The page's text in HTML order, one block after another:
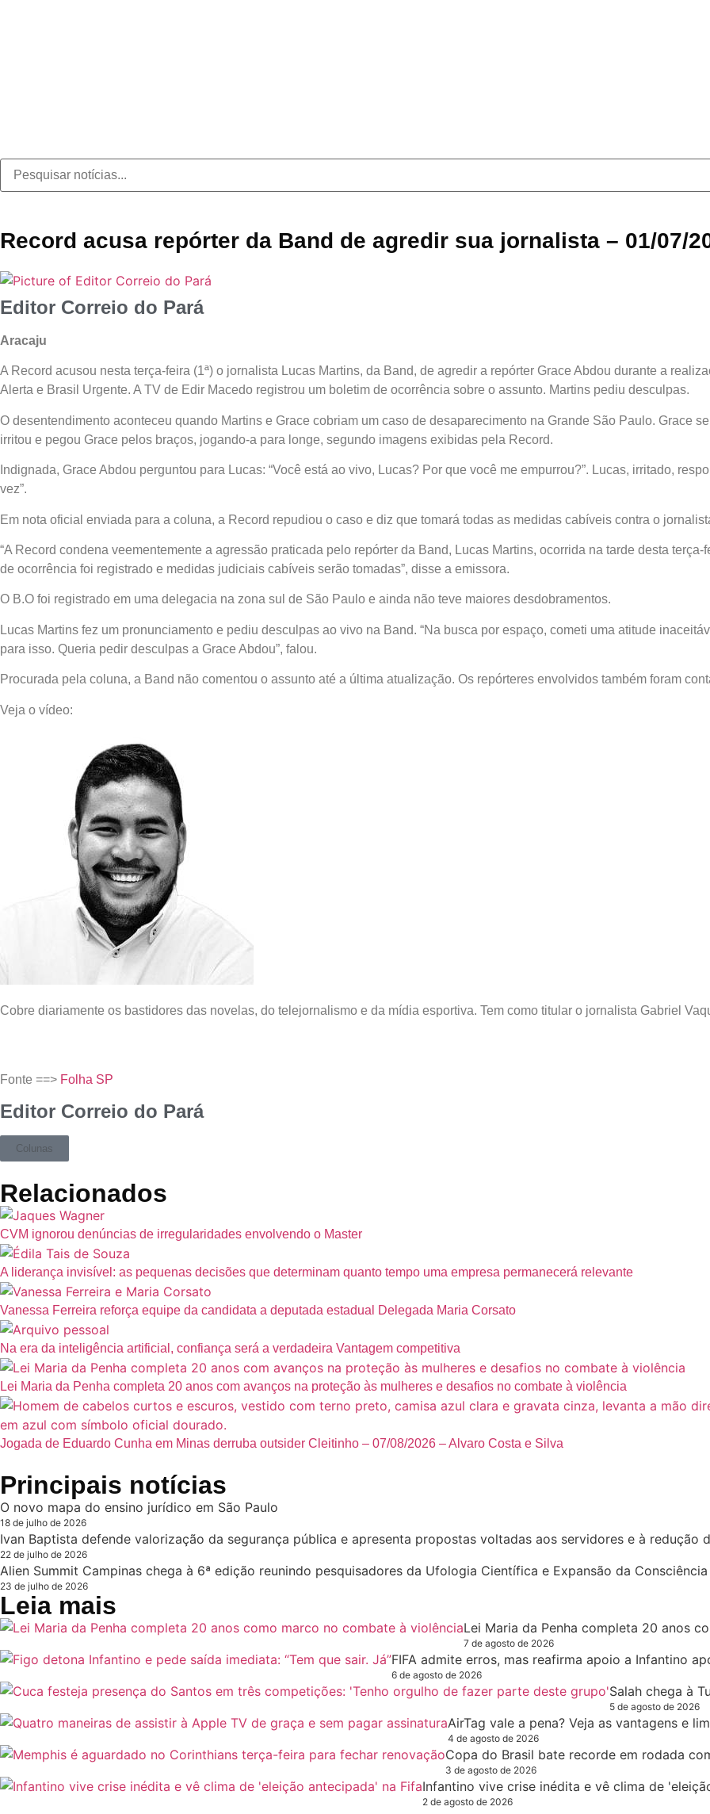
Record acusa repórter da Band de agredir sua jornalista – 01/07/
Editor Correio do Pará
Aracaju
A Record acusou nesta terça-feira (1ª) o jornalista Lucas Martins, da Band, de agredir a repórter Grace Abdou durante a
Alerta e Brasil Urgente. A TV de Edir Macedo registrou um boletim de ocorrência sobre o assunto. Martins pediu desculpas.
O desentendimento aconteceu quando Martins e Grace cobriam um caso de desaparecimento na Grande São Paulo. Grace
irritou e pegou Grace pelos braços, jogando-a para longe, segundo imagens exibidas pela Record.
Indignada, Grace Abdou perguntou para Lucas: “Você está ao vivo, Lucas? Por que você me empurrou?”. Lucas, irritado,
vez”.
Em nota oficial enviada para a coluna, a Record repudiou o caso e diz que tomará todas as medidas cabíveis contra o
“A Record condena veementemente a agressão praticada pelo repórter da Band, Lucas Martins, ocorrida na tarde desta
de ocorrência foi registrado e medidas judiciais cabíveis serão tomadas”, disse a emissora.
O B.O foi registrado em uma delegacia na zona sul de São Paulo e ainda não teve maiores desdobramentos.
Lucas Martins fez um pronunciamento e pediu desculpas ao vivo na Band. “Na busca por espaço, cometi uma atitude
para isso. Queria pedir desculpas a Grace Abdou”, falou.
Procurada pela coluna, a Band não comentou o assunto até a última atualização. Os repórteres envolvidos também foram
Veja o vídeo:
Cobre diariamente os bastidores das novelas, do telejornalismo e da mídia esportiva. Tem como titular o jornalista Gabriel
Fonte ==> Folha SP
Editor Correio do Pará
Colunas
Relacionados
CVM ignorou denúncias de irregularidades envolvendo o Master
A liderança invisível: as pequenas decisões que determinam quanto tempo uma empresa permanecerá relevante
Vanessa Ferreira reforça equipe da candidata a deputada estadual Delegada Maria Corsato
Na era da inteligência artificial, confiança será a verdadeira Vantagem competitiva
Lei Maria da Penha completa 20 anos com avanços na proteção às mulheres e desafios no combate à violência
Jogada de Eduardo Cunha em Minas derruba outsider Cleitinho – 07/08/2026 – Alvaro Costa e Silva
Principais notícias
O novo mapa do ensino jurídico em São Paulo
18 de julho de 2026
Ivan Baptista defende valorização da segurança pública e apresenta propostas voltadas aos servidores e à redução
22 de julho de 2026
Alien Summit Campinas chega à 6ª edição reunindo pesquisadores da Ufologia Científica e Expansão da Consciência
23 de julho de 2026
Leia mais
Lei Maria da Penha completa 20 anos
7 de agosto de 2026
FIFA admite erros, mas reafirma apoio a Infantino
6 de agosto de 2026
Salah chega à
5 de agosto de 2026
AirTag vale a pena? Veja as vantagens e
4 de agosto de 2026
Copa do Brasil bate recorde em rodada
3 de agosto de 2026
Infantino vive crise inédita e vê clima de
2 de agosto de 2026